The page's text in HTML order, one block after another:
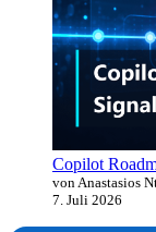
Copilot
von Anastasios
7. Juli 2026